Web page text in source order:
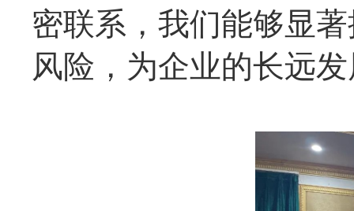
密联系，我们能够显
风险，为企业的长远